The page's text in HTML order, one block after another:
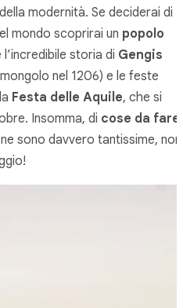
modernità. Se deciderai di
mondo scoprirai un popolo
l’incredibile storia di Gengis
nel 1206) e le feste
Festa delle Aquile, che si
Insomma, di cose da fare
sono davvero tantissime, non